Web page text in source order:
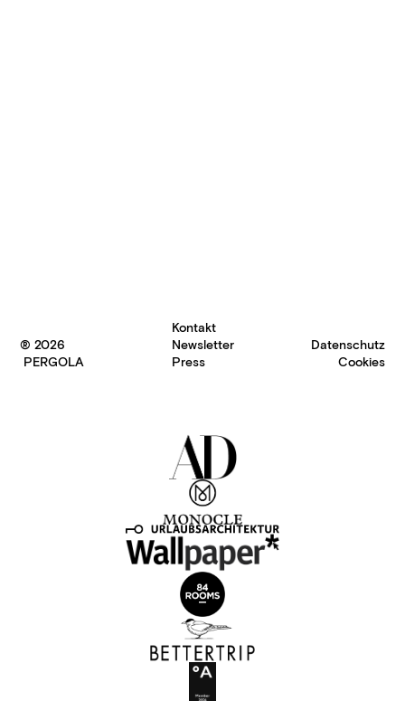
® 2026
PERGOLA
Kontakt
Newsletter
Press
Datenschutz
Cookies